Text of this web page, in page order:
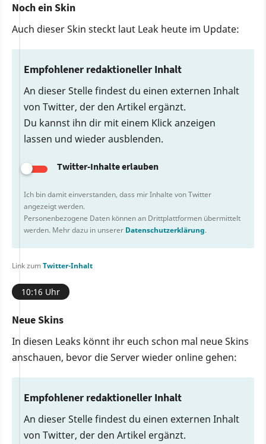
Noch ein Skin
Auch dieser Skin steckt laut Leak heute im Update:
Empfohlener redaktioneller Inhalt
An dieser Stelle findest du einen externen Inhalt
von Twitter, der den Artikel ergänzt.
Du kannst ihn dir mit einem Klick anzeigen
lassen und wieder ausblenden.
Twitter-Inhalte erlauben
Ich bin damit einverstanden, dass mir Inhalte von Twitter
angezeigt werden.
Personenbezogene Daten können an Drittplattformen übermittelt
werden. Mehr dazu in unserer Datenschutzerklärung.
Link zumTwitter-Inhalt
10:16 Uhr
Neue Skins
In diesen Leaks könnt ihr euch schon mal neue Skins
anschauen, bevor die Server wieder online gehen:
Empfohlener redaktioneller Inhalt
An dieser Stelle findest du einen externen Inhalt
von Twitter, der den Artikel ergänzt.